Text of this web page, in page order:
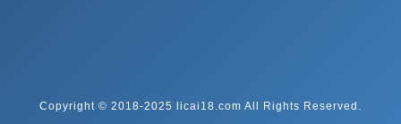
Copyright © 2018-2025 licai18.com All Rights Reserved.